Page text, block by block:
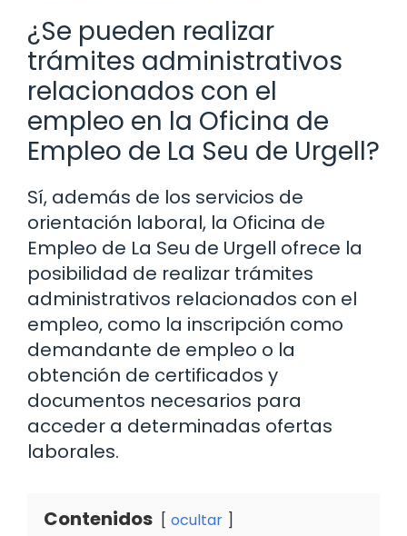
¿Se pueden realizar
trámites administrativos
relacionados con el
empleo en la Oficina de
Empleo de La Seu de Urgell?
Sí, además de los servicios de
orientación laboral, la Oficina de
Empleo de La Seu de Urgell ofrece la
posibilidad de realizar trámites
administrativos relacionados con el
empleo, como la inscripción como
demandante de empleo o la
obtención de certificados y
documentos necesarios para
acceder a determinadas ofertas
laborales.
Contenidos ocultar